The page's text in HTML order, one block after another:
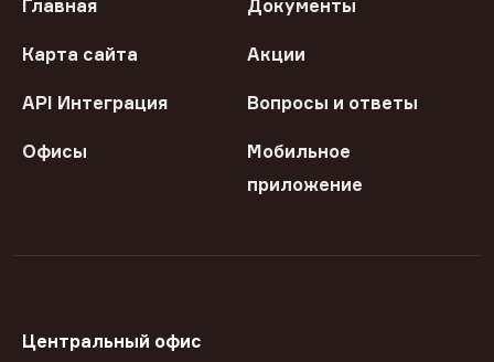
Главная Документы
Карта сайта Акции
API Интеграция Вопросы и ответы
Офисы
Мобильное
приложение
Центральный офис